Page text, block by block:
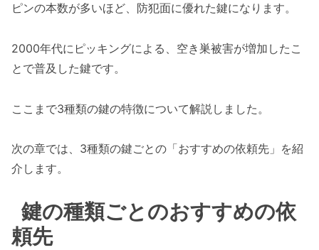
ピンの本数が多いほど、防犯面に優れた鍵になります。
2000年代にピッキングによる、空き巣被害が増加したこ
とで普及した鍵です。
ここまで3種類の鍵の特徴について解説しました。
次の章では、3種類の鍵ごとの「おすすめの依頼先」を紹
介します。
鍵の種類ごとのおすすめの依
頼先